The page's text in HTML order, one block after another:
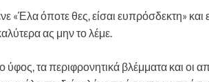
«Έλα όποτε θες, είσαι ευπρόσδεκτη»
ας μην το λέμε.
ύφος, τα περιφρονητικά βλέμματα και οι